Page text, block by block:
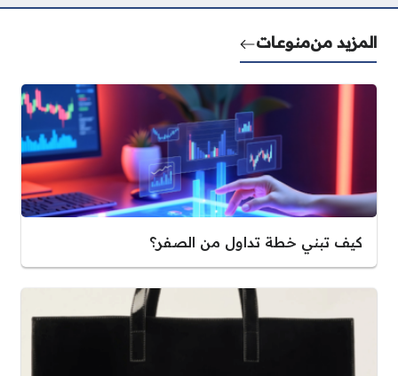
المزيد منمنوعات
كيف تبني خطة تداول من الصفر؟